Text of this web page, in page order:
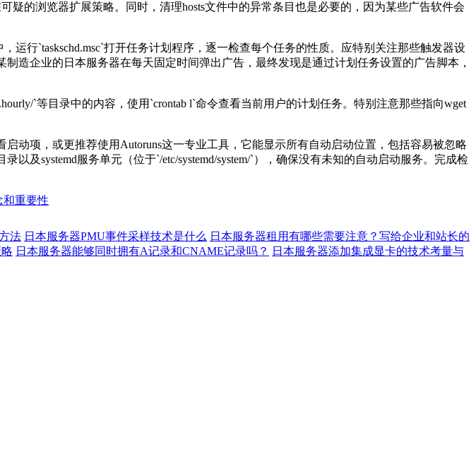
疑的浏览器扩展策略。同时，清理hosts文件中的异常条目也是必要的，因为某些广告软件会
，运行`taskschd.msc`打开任务计划程序，逐一检查每个任务的性质。应特别关注那些触发器设
造企业的日本服务器在每天固定时间弹出广告，最终发现是通过计划任务设置的广告脚本，
`等目录中的内容，使用 `crontab l`命令查看当前用户的计划任务。特别注意那些指向wget
启动项，或更推荐使用 Autoruns这一专业工具，它能显示所有自动启动位置，包括容易被忽略
录以及systemd服务单元（位于`/etc/systemd/system/`），确保没有未知的自动启动服务。完成检
和重要性
法 日本服务器PMU事件采样技术是什么 日本服务器租用有哪些需要注意？写给企业和站长的
日本服务器能够同时拥有A记录和CNAME记录吗？
日本服务器添加集成显卡的技术考量与